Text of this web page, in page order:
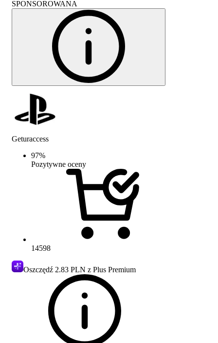
SPONSOROWANA
Geturaccess
97%
Pozytywne oceny
14598
Oszczędź 2.83 PLN z Plus Premium